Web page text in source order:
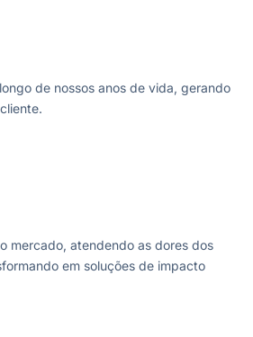
de nossos anos de vida, gerando
mercado, atendendo as dores dos
em soluções de impacto